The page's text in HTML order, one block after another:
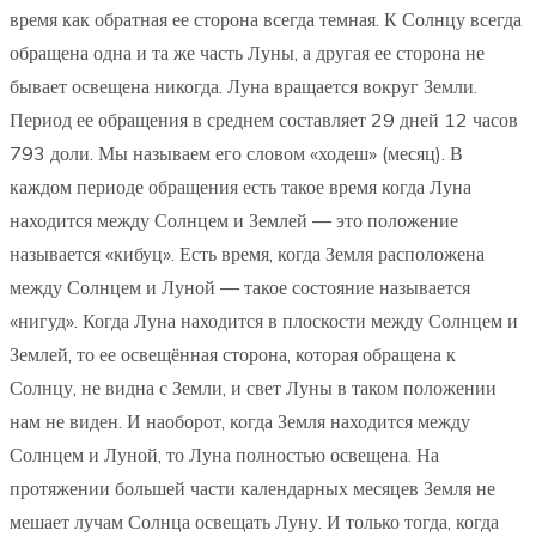
время как обратная ее сторона всегда темная. К Солнцу всегда
обращена одна и та же часть Луны, а другая ее сторона не
бывает освещена никогда. Луна вращается вокруг Земли.
Период ее обращения в среднем составляет 29 дней 12 часов
793 доли. Мы называем его словом «ходеш» (месяц). В
каждом периоде обращения есть такое время когда Луна
находится между Солнцем и Землей — это положение
называется «кибуц». Есть время, когда Земля расположена
между Солнцем и Луной — такое состояние называется
«нигуд». Когда Луна находится в плоскости между Солнцем и
Землей, то ее освещённая сторона, которая обращена к
Солнцу, не видна с Земли, и свет Луны в таком положении
нам не виден. И наоборот, когда Земля находится между
Солнцем и Луной, то Луна полностью освещена. На
протяжении большей части календарных месяцев Земля не
мешает лучам Солнца освещать Луну. И только тогда, когда